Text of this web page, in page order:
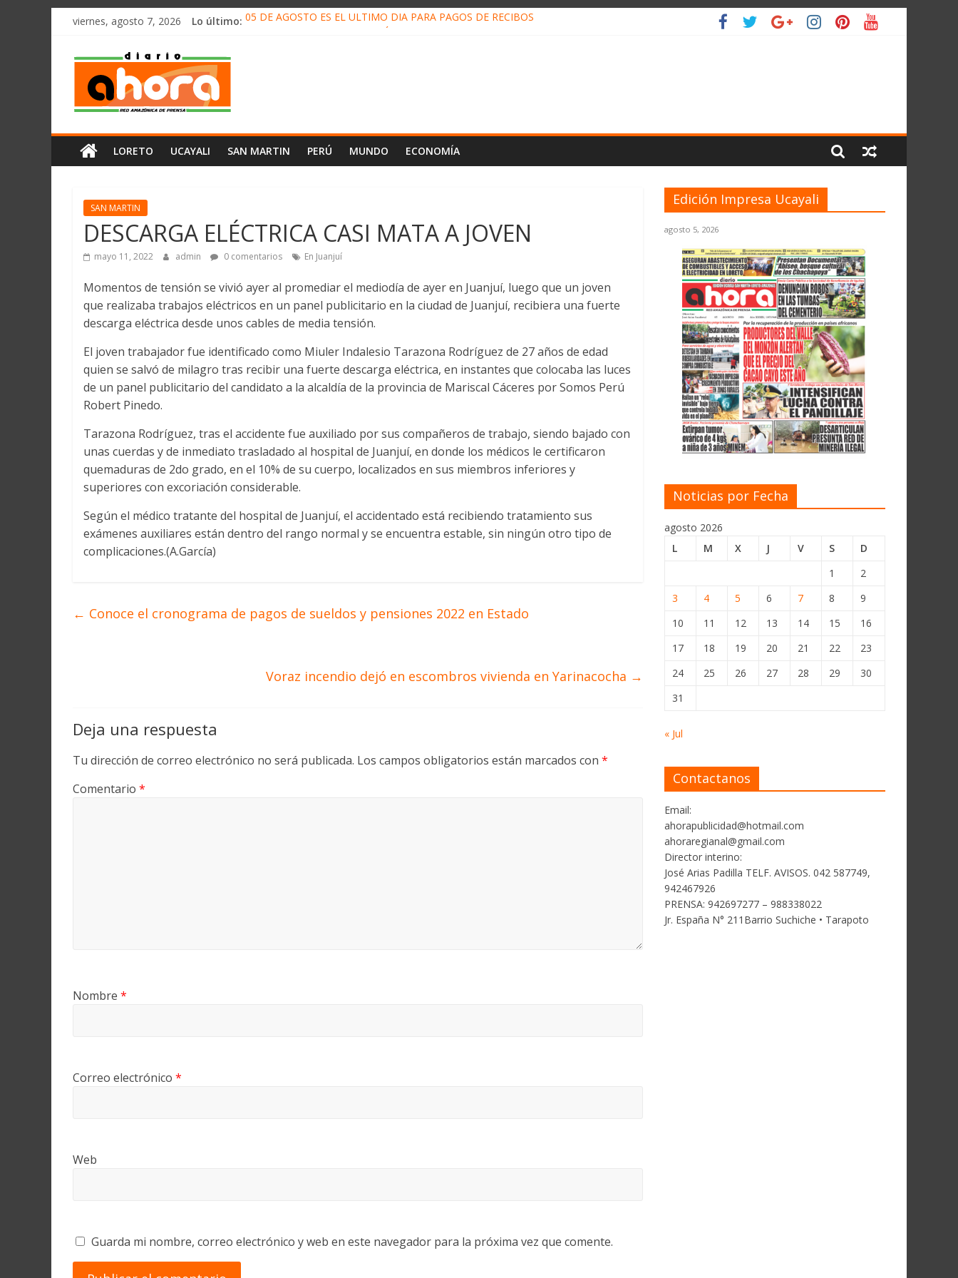
олимп казино
Saltarviernes, agosto 7, 2026 Lo último: 05 DE AGOSTO ES EL ÚLTIMO DÍA PARA PAGOS DE RECIBOS
Diario
Ahora
Cadena
Amazónica
de
Noticias
del
Perú,
Mundo
Ucayali,
San
Martín
Loreto
LORETO UCAYALI SAN MARTIN PERÚ MUNDO ECONOMÍA
SAN MARTIN
DESCARGA ELÉCTRICA CASI MATA A JOVEN
mayo 11, 2022 admin 0 comentarios En Juanjuí
Momentos de tensión se vivió ayer al promediar el mediodía de ayer en Juanjuí, luego que un joven
que realizaba trabajos eléctricos en un panel publicitario en la ciudad de Juanjuí, recibiera una fuerte
descarga eléctrica desde unos cables de media tensión.
El joven trabajador fue identificado como Miuler Indalesio Tarazona Rodríguez de 27 años de edad
quien se salvó de milagro tras recibir una fuerte descarga eléctrica, en instantes que colocaba las luces
de un panel publicitario del candidato a la alcaldía de la provincia de Mariscal Cáceres por Somos Perú
Robert Pinedo.
Tarazona Rodríguez, tras el accidente fue auxiliado por sus compañeros de trabajo, siendo bajado con
unas cuerdas y de inmediato trasladado al hospital de Juanjuí, en donde los médicos le certificaron
quemaduras de 2do grado, en el 10% de su cuerpo, localizados en sus miembros inferiores y
superiores con excoriación considerable.
Según el médico tratante del hospital de Juanjuí, el accidentado está recibiendo tratamiento sus
exámenes auxiliares están dentro del rango normal y se encuentra estable, sin ningún otro tipo de
complicaciones.(A.García)
← Conoce el cronograma de pagos de sueldos y pensiones 2022 en Estado
Voraz incendio dejó en escombros vivienda en Yarinacocha →
Deja una respuesta
Tu dirección de correo electrónico no será publicada. Los campos obligatorios están marcados con *
Comentario *
Nombre *
Correo electrónico *
Web
Guarda mi nombre, correo electrónico y web en este navegador para la próxima vez que comente.
Edición Impresa Ucayali
agosto 5, 2026
Noticias por Fecha
agosto 2026
L
M X J V S
D
1
2
3
4 5 6 7 8
9
10
11 12 13 14 15
16
17
18 19 20 21 22
23
24
25 26 27 28 29
30
31
« Jul
Contactanos
Email:
ahorapublicidad@hotmail.com
ahoraregianal@gmail.com
Director interino:
José Arias Padilla TELF. AVISOS. 042 587749,
942467926
PRENSA: 942697277 – 988338022
Jr. España N° 211Barrio Suchiche • Tarapoto